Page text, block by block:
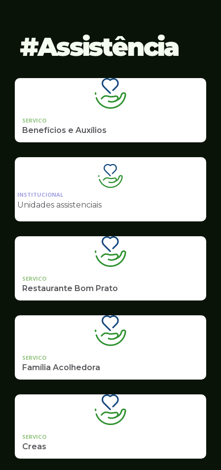
Assistência
SERVICO
Benefícios e Auxílios
Ilustração
da
Assistência
INSTITUCIONAL
Unidades assistenciais
SERVICO
Restaurante Bom Prato
SERVICO
Família Acolhedora
SERVICO
Creas